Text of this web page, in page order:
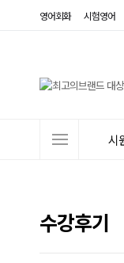
영어회화 시험영어
뉴
시
수강후기